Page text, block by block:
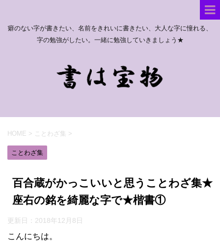
癖のない字が書きたい、名前をきれいに書きたい、大人な字に憧れる、
字の勉強がしたい。一緒に勉強していきましょう★
HOME > ことわざ集 >
ことわざ集
百合蔵がかっこいいと思うことわざ集★
座右の銘を綺麗な字で★楷書①
更新日： 2018年12月8日
こんにちは。